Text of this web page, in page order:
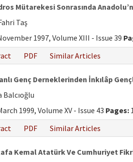
Mütarekesi Sonrasında
Taş
1997, Volume XIII - Issue 39
PDF Similar Articles
Genç Derneklerinden İnkılâp
Balcıoğlu
1999, Volume XV - Issue 43 Pages:
PDF Similar Articles
Kemal Atatürk Ve Cumhuriyet